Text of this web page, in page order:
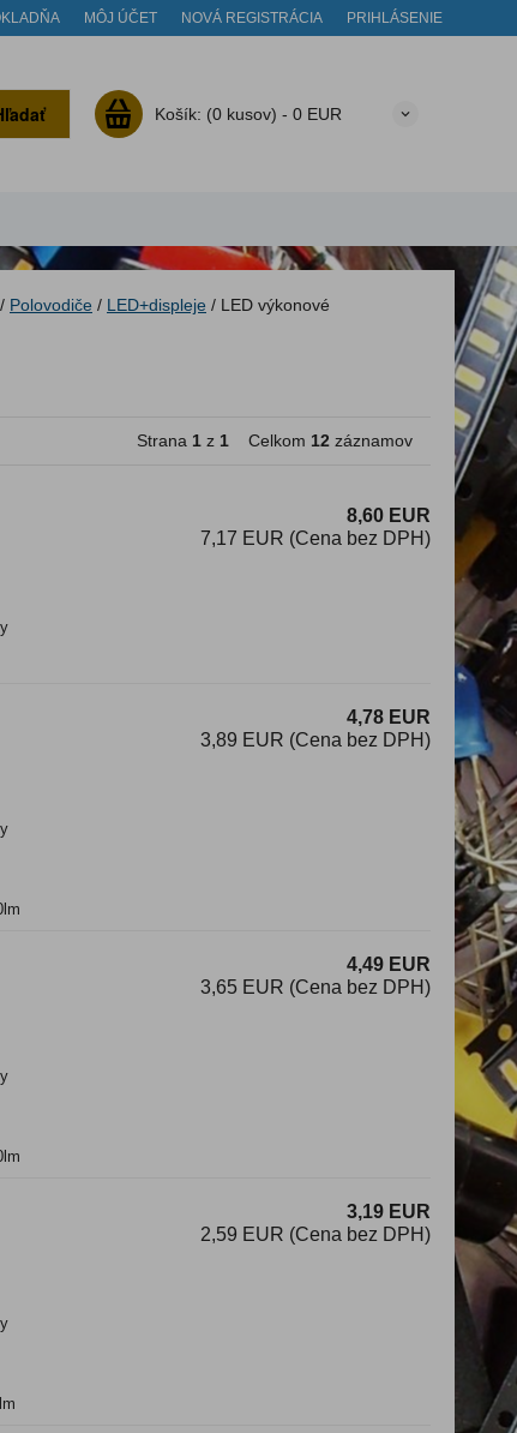
MÔJ ÚČET NOVÁ REGISTRÁCIA PRIHLÁSENIE
Košík: (0 kusov) - 0 EUR
/ Polovodiče / LED+displeje / LED výkonové
Strana 1 z 1 Celkom 12 záznamov
8,60 EUR
7,17 EUR (Cena bez DPH)
4,78 EUR
3,89 EUR (Cena bez DPH)
4,49 EUR
3,65 EUR (Cena bez DPH)
3,19 EUR
2,59 EUR (Cena bez DPH)